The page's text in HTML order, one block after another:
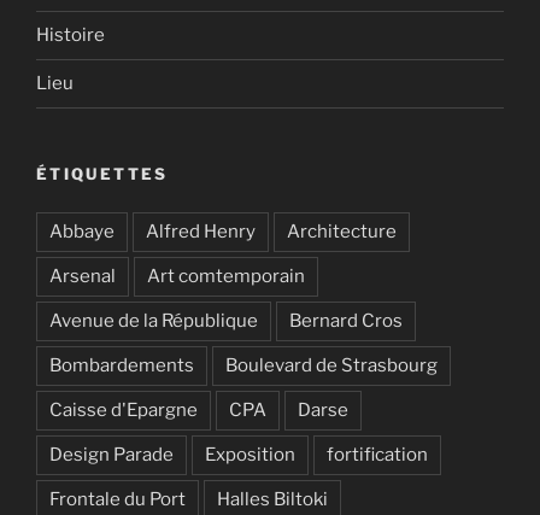
Histoire
Lieu
ÉTIQUETTES
Abbaye Alfred Henry Architecture
Arsenal Art comtemporain
Avenue de la République Bernard Cros
Bombardements Boulevard de Strasbourg
Caisse d'Epargne CPA Darse
Design Parade Exposition fortification
Frontale du Port Halles Biltoki